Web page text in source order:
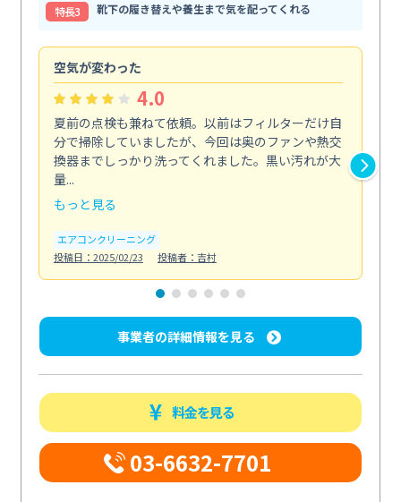
特⻑3
靴下の履き替えや養生まで気を配ってくれる
空気が変わった
4.0
夏前の点検も兼ねて依頼。以前はフィルターだけ自
分で掃除していましたが、今回は奥のファンや熱交
換器までしっかり洗ってくれました。黒い汚れが大
量...
もっと見る
エアコンクリーニング
投稿日：2025/02/23
投稿者：吉村
事業者の詳細情報を見る
料金を見る
03-6632-7701